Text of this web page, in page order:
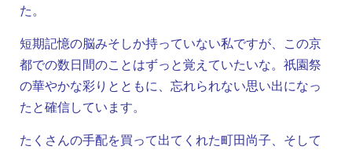
た。
短期記憶の脳みそしか持っていない私ですが、この京
都での数日間のことはずっと覚えていたいな。祇園祭
の華やかな彩りとともに、忘れられない思い出になっ
たと確信しています。
たくさんの手配を買って出てくれた町田尚子、そして